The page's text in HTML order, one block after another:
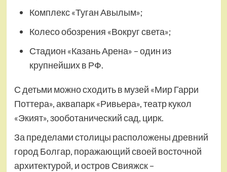
Комплекс «Туган Авылым»;
Колесо обозрения «Вокруг света»;
Стадион «Казань Арена» – один из
крупнейших в РФ.
С детьми можно сходить в музей «Мир Гарри
Поттера», аквапарк «Ривьера», театр кукол
«Экият», зооботанический сад, цирк.
За пределами столицы расположены древний
город Болгар, поражающий своей восточной
архитектурой, и остров Свияжск –